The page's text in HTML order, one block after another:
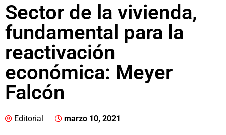
Sector de la vivienda,
fundamental para la
reactivación
económica: Meyer
Falcón
Editorial marzo 10, 2021